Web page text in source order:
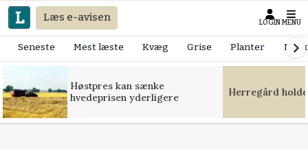
Læs e-avisen LOGIN MENU
Seneste Mest læste Kvæg Grise Planter
Høstpres kan sænke
hvedeprisen yderligere
Herregård